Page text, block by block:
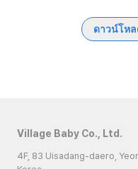
ดาวน์โห
Village Baby Co., Ltd.
4F, 83 Uisadang-daero,